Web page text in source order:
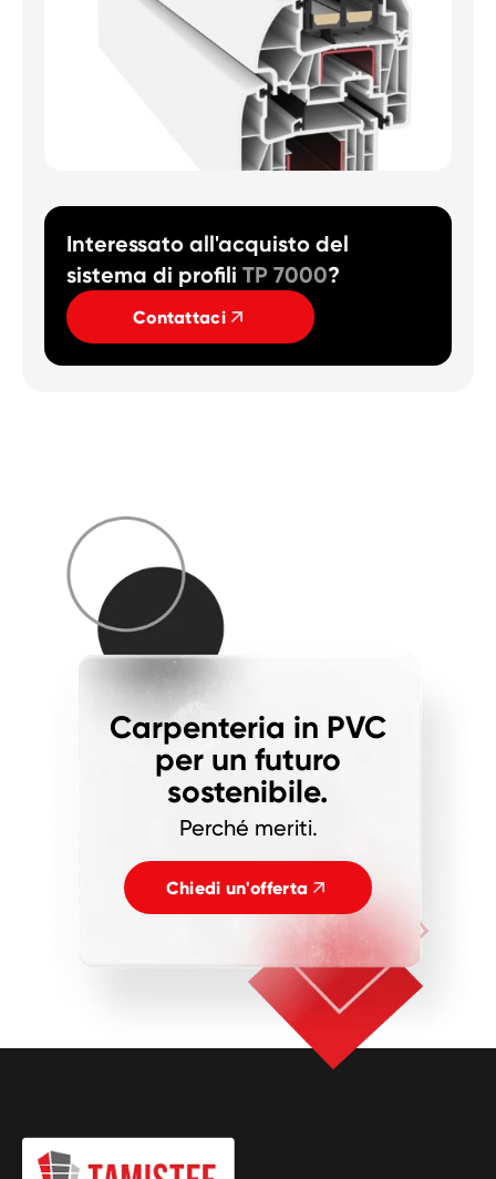
Interessato all'acquisto del
sistema di profili TP 7000?
Contattaci
Carpenteria in PVC
per un futuro
sostenibile.
Perché meriti.
Chiedi un'offerta